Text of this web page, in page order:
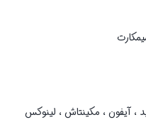
، آیفون ، مکینتاش ، لینوکس